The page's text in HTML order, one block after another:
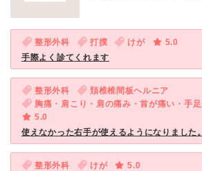
整形外科 打撲 けが
5.0
手際よく診てくれます
整形外科
頚椎椎間板ヘルニア
5.0
使えなかった右手が使えるようになりました。
整形外科 けが
5.0